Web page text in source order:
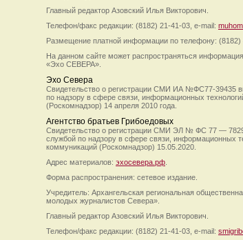
Главный редактор Азовский Илья Викторович.
Телефон/факс редакции: (8182) 21-41-03, e-mail:
Размещение платной информации по телефону: (8182)
На данном сайте может распространяться
«Эхо СЕВЕРА».
Эхо Севера
Свидетельство о регистрации СМИ ИА №ФС77-39435
по надзору в сфере связи, информационных
(Роскомнадзор) 14 апреля 2010 года.
Агентство братьев Грибоедовых
Свидетельство о регистрации СМИ ЭЛ № ФС 77 —
службой по надзору в сфере связи, информационных
коммуникаций (Роскомнадзор) 15.05.2020.
Адрес материалов: эхосевера.рф
Форма распространения: сетевое издание.
Учредитель: Архангельская региональная
молодых журналистов Севера».
Главный редактор Азовский Илья Викторович.
Телефон/факс редакции: (8182) 21-41-03, e-mail: